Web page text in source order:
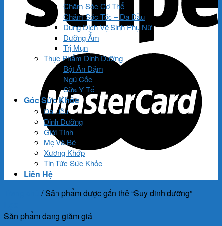
Chăm Sóc Cơ Thể
Chăm Sóc Tóc – Da Đầu
Dung Dịch Vệ Sinh Phụ Nữ
Dưỡng Ẩm
Trị Mụn
Thực Phẩm Dinh Dưỡng
Bột Ăn Dặm
Ngũ Cốc
Sữa Y Tế
Góc Sức Khỏe
Da Liễu
Dinh Dưỡng
Giới Tính
Mẹ Và Bé
Xương Khớp
Tin Tức Sức Khỏe
Liên Hệ
/Sản phẩm được gắn thẻ “Suy dinh dưỡng”
Sản phẩm đang giảm giá